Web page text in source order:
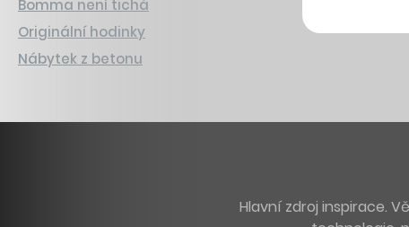
Bomma není tichá
Originální hodinky
Nábytek z betonu
Hlavní zdroj inspirace.